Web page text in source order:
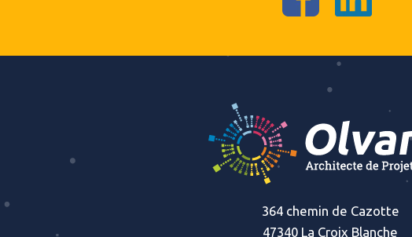
364 chemin de Cazotte
47340 La Croix Blanche